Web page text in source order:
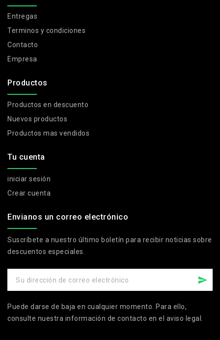
Entregas
Terminos y condiciones
Contacto
Empresa
Productos
Productos en descuento
Nuevos productos
Productos mas vendidos
Tu cuenta
iniciar sesión
Crear cuenta
Envianos un correo electrónico
Suscríbete a nuestro último boletín para recibir noticias sobre
descuentos especiales.
Puede darse de baja en cualquier momento. Para ello,
consulte nuestra información de contacto en el aviso legal.